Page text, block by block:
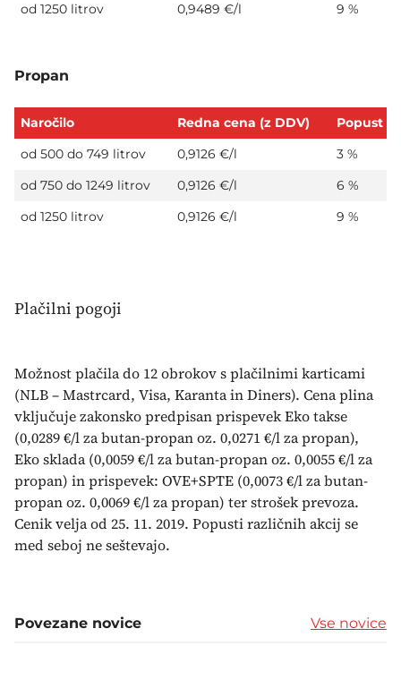
od 1250 litrov
0,9489 €/l 9 %
Propan
Naročilo Redna cena (z DDV)
Popust
od 500 do 749 litrov
0,9126 €/l
3 %
od 750 do 1249 litrov
0,9126 €/l
6 %
od 1250 litrov
0,9126 €/l 9 %
Plačilni pogoji
Možnost plačila do 12 obrokov s plačilnimi karticami
(NLB – Mastrcard, Visa, Karanta in Diners). Cena plina
vključuje zakonsko predpisan prispevek Eko takse
(0,0289 €/l za butan-propan oz. 0,0271 €/l za propan),
Eko sklada (0,0059 €/l za butan-propan oz. 0,0055 €/l za
propan) in prispevek: OVE+SPTE (0,0073 €/l za butan-
propan oz. 0,0069 €/l za propan) ter strošek prevoza.
Cenik velja od 25. 11. 2019. Popusti različnih akcij se
med seboj ne seštevajo.
Povezane novice Vse novice